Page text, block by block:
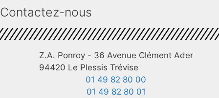
Contactez-nous
Z.A. Ponroy - 36 Avenue Clément Ader
94420 Le Plessis Trévise
01 49 82 80 00
01 49 82 80 01